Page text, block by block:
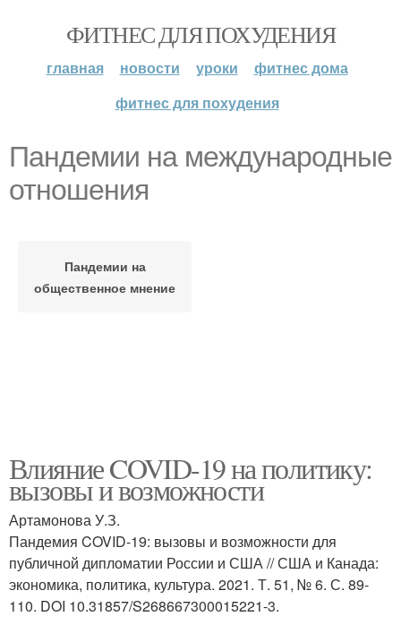
ФИТНЕС ДЛЯ ПОХУДЕНИЯ
главная новости уроки
фитнес дома
фитнес для похудения
Пандемии на международные
отношения
Пандемии на
общественное мнение
Влияние COVID-19 на политику:
вызовы и возможности
Артамонова У.З.
Пандемия COVID-19: вызовы и возможности для
публичной дипломатии России и США // США и Канада:
экономика, политика, культура. 2021. Т. 51, № 6. С. 89-
110. DOI 10.31857/S268667300015221-3.